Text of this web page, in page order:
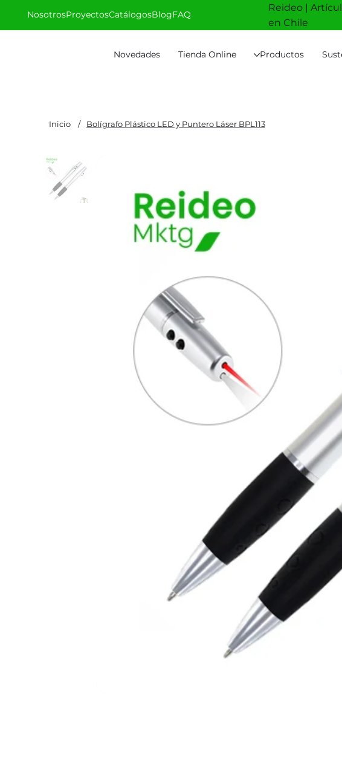
Novedades Tienda Online Productos
NosotrosProyectosCatálogosBlogFAQ
Reideo |
en Chile
Inicio / Bolígrafo Plástico LED y Puntero Láser BPL113